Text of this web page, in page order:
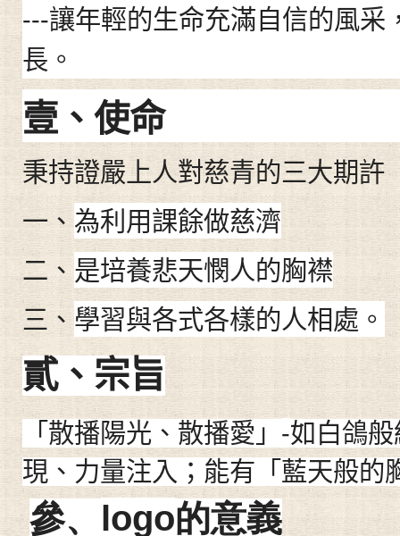
---讓年輕的生命充滿自信的風
長。
壹 、 使命
秉持證嚴上人對慈青的三大期許
一 、 為利用課餘做慈濟
二 、 是培養悲天憫人的胸襟
三 、 學習與各式各樣的人相處。
貳、 宗旨
「散播陽光、散播愛」 -如白鴿
現、力量注入；能有「藍天般的
參、 logo的意義